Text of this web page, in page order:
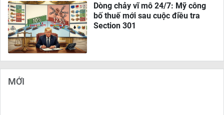
Dòng chảy vĩ mô 24/7: Mỹ công
bố thuế mới sau cuộc điều tra
Section 301
MỚI